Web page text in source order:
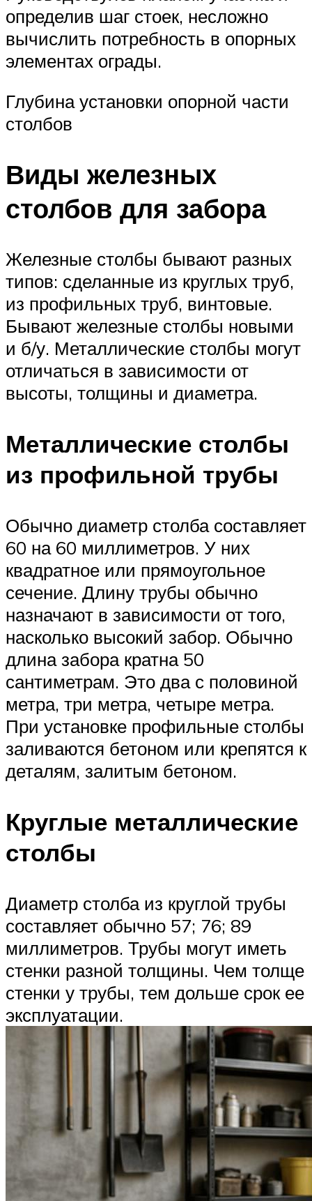
определив шаг стоек, несложно
вычислить потребность в опорных
элементах ограды.
Глубина установки опорной части
столбов
Виды железных
столбов для забора
Железные столбы бывают разных
типов: сделанные из круглых труб,
из профильных труб, винтовые.
Бывают железные столбы новыми
и б/у. Металлические столбы могут
отличаться в зависимости от
высоты, толщины и диаметра.
Металлические столбы
из профильной трубы
Обычно диаметр столба составляет
60 на 60 миллиметров. У них
квадратное или прямоугольное
сечение. Длину трубы обычно
назначают в зависимости от того,
насколько высокий забор. Обычно
длина забора кратна 50
сантиметрам. Это два с половиной
метра, три метра, четыре метра.
При установке профильные столбы
заливаются бетоном или крепятся к
деталям, залитым бетоном.
Круглые металлические
столбы
Диаметр столба из круглой трубы
составляет обычно 57; 76; 89
миллиметров. Трубы могут иметь
стенки разной толщины. Чем толще
стенки у трубы, тем дольше срок ее
эксплуатации.